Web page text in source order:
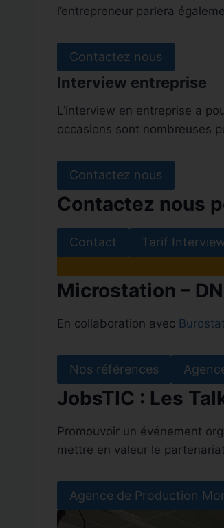
l’entrepreneur parlera
Contactez nous
Interview entreprise
L’interview en entreprise a
occasions sont nombreuses
Contactez nous
Contactez nous
Contact Tarif
Microstation –
En collaboration avec
Nos références
JobsTIC : Les
Promouvoir un événement
mettre en valeur le
Agence de Production